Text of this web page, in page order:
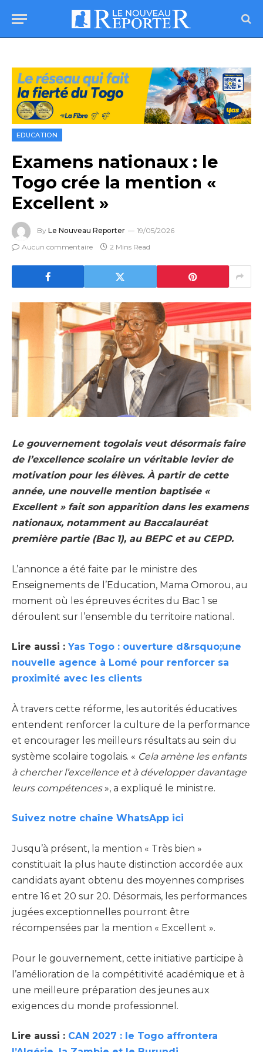
EDUCATION
Examens nationaux : le
Togo crée la mention «
Excellent »
By Le Nouveau Reporter
19/05/2026
Aucun commentaire
2 Mins Read
Le gouvernement togolais veut désormais faire
de l’excellence scolaire un véritable levier de
motivation pour les élèves. À partir de cette
année, une nouvelle mention baptisée «
Excellent » fait son apparition dans les examens
nationaux, notamment au Baccalauréat
première partie (Bac 1), au BEPC et au CEPD.
L’annonce a été faite par le ministre des
Enseignements de l’Education, Mama Omorou, au
moment où les épreuves écrites du Bac 1 se
déroulent sur l’ensemble du territoire national.
Lire aussi : Yas Togo : ouverture d&rsquo;une
nouvelle agence à Lomé pour renforcer sa
proximité avec les clients
À travers cette réforme, les autorités éducatives
entendent renforcer la culture de la performance
et encourager les meilleurs résultats au sein du
système scolaire togolais. « Cela amène les enfants
à chercher l’excellence et à développer davantage
leurs compétences», a expliqué le ministre.
Suivez notre chaîne WhatsApp ici
Jusqu’à présent, la mention « Très bien »
constituait la plus haute distinction accordée aux
candidats ayant obtenu des moyennes comprises
entre 16 et 20 sur 20. Désormais, les performances
jugées exceptionnelles pourront être
récompensées par la mention « Excellent ».
Pour le gouvernement, cette initiative participe à
l’amélioration de la compétitivité académique et à
une meilleure préparation des jeunes aux
exigences du monde professionnel.
Lire aussi : CAN 2027 : le Togo affrontera